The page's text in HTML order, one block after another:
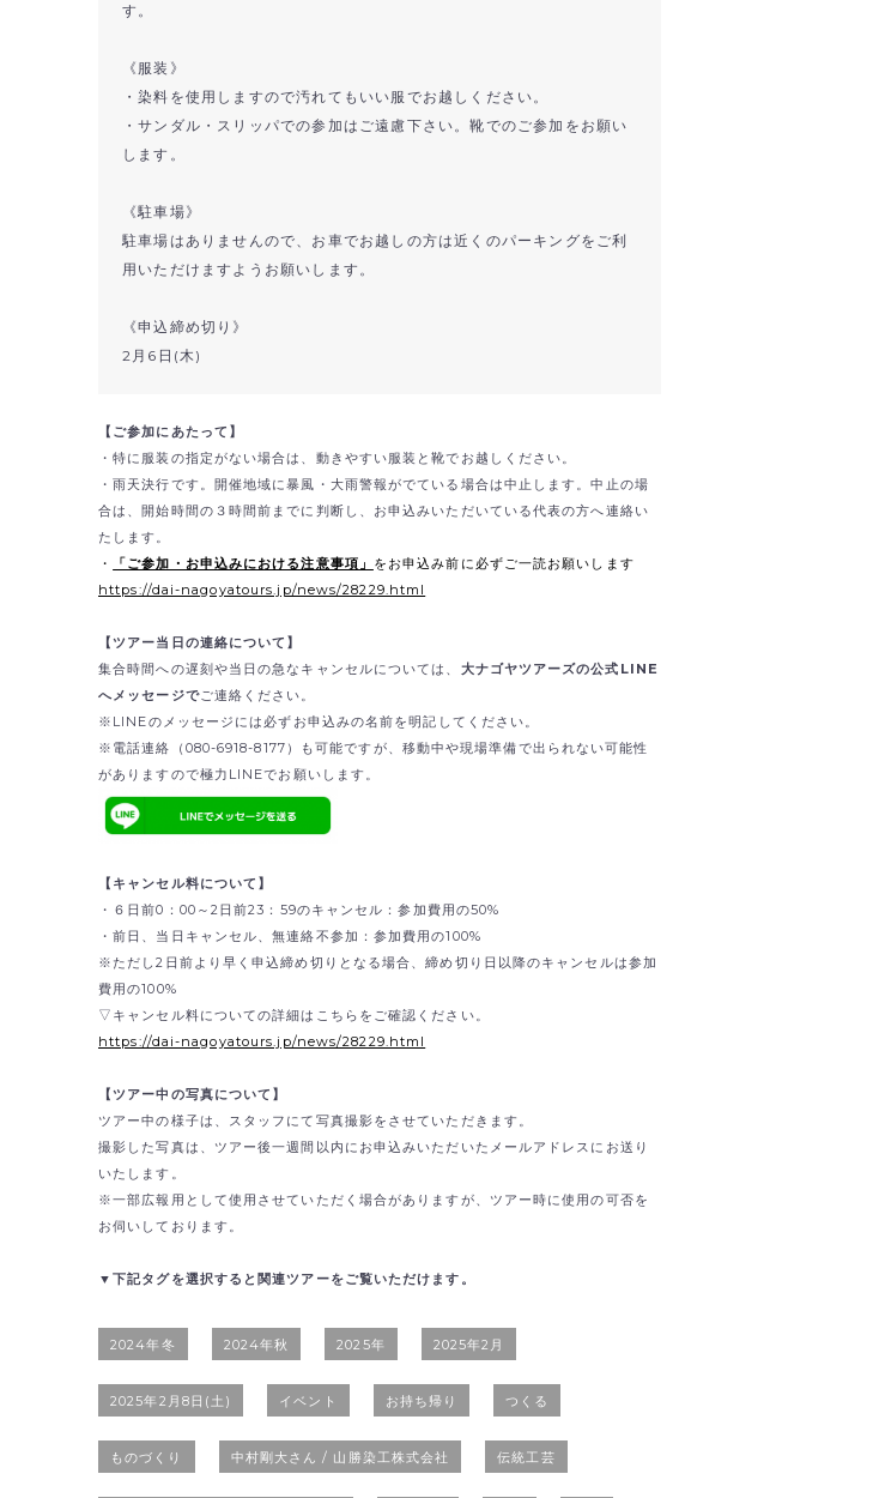
す。
《服装》
・染料を使用しますので汚れてもいい服でお越しください。
・サンダル・スリッパでの参加はご遠慮下さい。靴でのご参加をお願い
します。
《駐車場》
駐車場はありませんので、お車でお越しの方は近くのパーキングをご利
用いただけますようお願いします。
《申込締め切り》
2月6日(木)
【ご参加にあたって】
・特に服装の指定がない場合は、動きやすい服装と靴でお越しください。
・雨天決行です。開催地域に暴風・大雨警報がでている場合は中止します。中止の場
合は、開始時間の３時間前までに判断し、お申込みいただいている代表の方へ連絡い
たします。
・
「ご参加・お申込みにおける注意事項」 をお申込み前に必ずご一読お願いします
https://dai-nagoyatours.jp/news/28229.html
【ツアー当日の連絡について】
集合時間への遅刻や当日の急なキャンセルについては、 大ナゴヤツアーズの公式LINE
へメッセージでご連絡ください。
※LINEのメッセージには必ずお申込みの名前を明記してください。
※電話連絡（080-6918-8177）も可能ですが、移動中や現場準備で出られない可能性
がありますので極力LINEでお願いします。
【キャンセル料について】
・６日前0：00～2日前23：59のキャンセル：参加費用の50%
・前日、当日キャンセル、無連絡不参加：参加費用の100%
※ただし2日前より早く申込締め切りとなる場合、締め切り日以降のキャンセルは参加
費用の100%
▽キャンセル料についての詳細はこちらをご確認ください。
https://dai-nagoyatours.jp/news/28229.html
【ツアー中の写真について】
ツアー中の様子は、スタッフにて写真撮影をさせていただきます。
撮影した写真は、ツアー後一週間以内にお申込みいただいたメールアドレスにお送り
いたします。
※一部広報用として使用させていただく場合がありますが、ツアー時に使用の可否を
お伺いしております。
▼下記タグを選択すると関連ツアーをご覧いただけます。
2024年冬 2024年秋 2025年 2025年2月
2025年2月8日(土) イベント お持ち帰り つくる
ものづくり 中村剛大さん / 山勝染工株式会社 伝統工芸